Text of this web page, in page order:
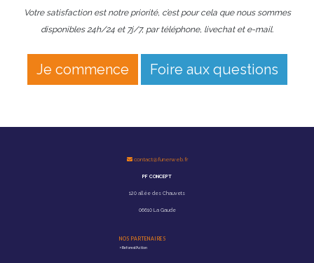
Votre satisfaction est notre priorité, c’est pour cela que nous sommes
disponibles 24h/24 et 7j/7, par téléphone, livechat et e-mail.
Je commence Foire aux questions
contact@funerweb.fr
PF CONCEPT
120 allée des Chauvets
06610 La Gaude
NOS PARTENAIRES
>Reforest'Action